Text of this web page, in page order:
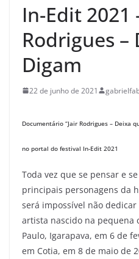
In-Edit 2021
Rodrigues –
Digam
22 de junho de 2021
Documentário “Jair Rodrigues – Deixa
no portal do festival In-Edit 2021
Toda vez que se pensar e
principais personagens da
será impossível não
artista nascido na pequena
Paulo, Igarapava, em 6 de
em Cotia, em 8 de maio de